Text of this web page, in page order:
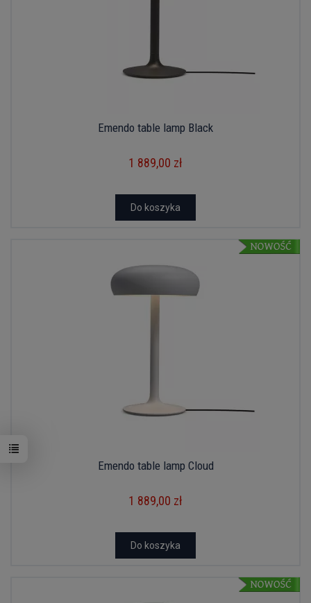
Emendo table lamp Black
1 889,00 zł
Do koszyka
Emendo table lamp Cloud
1 889,00 zł
Do koszyka